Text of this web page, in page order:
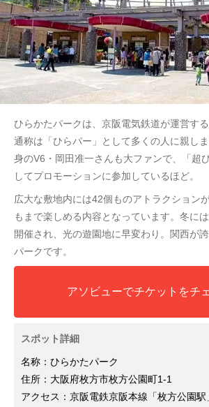
ひらかたパークは、京阪電気鉄道が運営する
通称は「ひらパー」として多くの人に親し
身のV6・岡田准一さんも大ファンで、「超
してプロモーションに参加しているほど。
広大な敷地内には42個ものアトラクション
もまで楽しめる内容となっています。冬に
開催され、光の遊園地に早変わり。関西が
パークです。
アソビューでチケットをチ
スポット詳細
名称：ひらかたパーク
住所：大阪府枚方市枚方公園町1-1
アクセス：京阪電鉄京阪本線「枚方公園